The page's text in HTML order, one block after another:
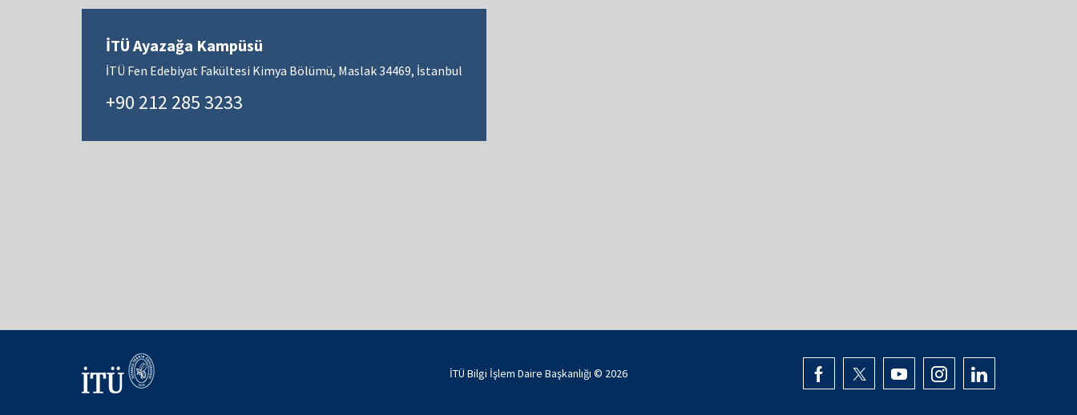
İTÜ Ayazağa Kampüsü
İTÜ Fen Edebiyat Fakültesi Kimya Bölümü, Maslak 34469, İstanbul
+90 212 285 3233
İTÜ Bilgi İşlem Daire Başkanlığı © 2026